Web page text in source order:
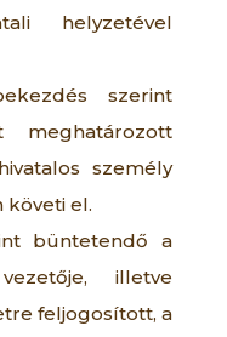
helyzetével
szerint
személy
követi el.
büntetendő a
illetve
feljogosított, a